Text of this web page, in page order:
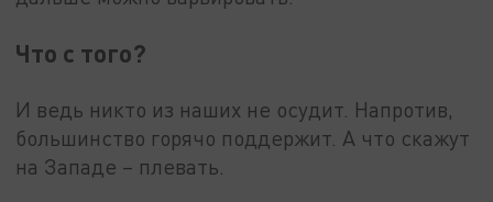
Что с того?
И ведь никто из наших не осудит. Напротив,
большинство горячо поддержит. А что скажут
на Западе – плевать.